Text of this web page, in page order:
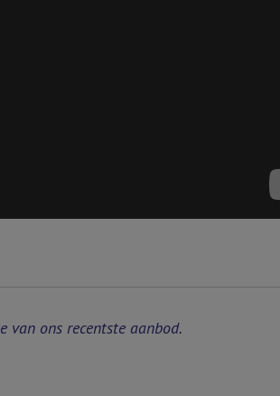
ons recentste aanbod.